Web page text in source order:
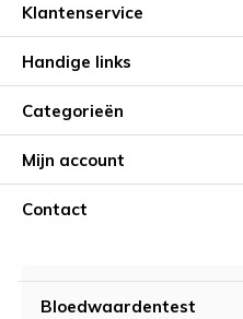
Klantenservice
Handige links
Categorieën
Mijn account
Contact
Bloedwaardentest